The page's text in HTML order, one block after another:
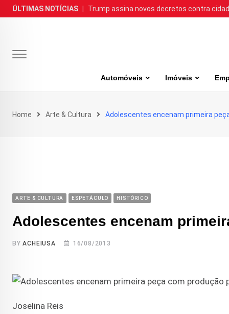
Skip
to
ÚLTIMAS NOTÍCIAS Trump assina novos decretos contra
Automóveis Imóveis
Home Arte & Cultura Adolescentes encenam primeira
ARTE & CULTURA ESPETÁCULO HISTÓRICO
Adolescentes encenam
BYACHEIUSA 16/08/2013
Joselina Reis